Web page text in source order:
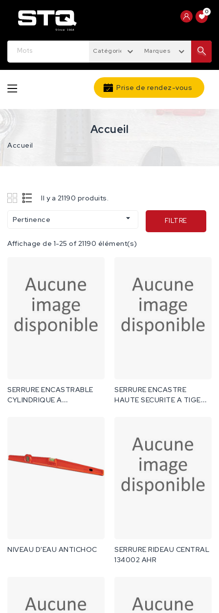
0
Catégories Marques
Prise de rendez-vous
Accueil
Accueil
Il y a 21190 produits.
Pertinence  FILTRE
Affichage de 1-25 of 21190 élément(s)
SERRURE ENCASTRABLE
CYLINDRIQUE A
SERRURE ENCASTRE
HAUTE SECURITE A TIGE
NIVEAU D'EAU ANTICHOC
SERRURE RIDEAU CENTRAL
134002 AHR